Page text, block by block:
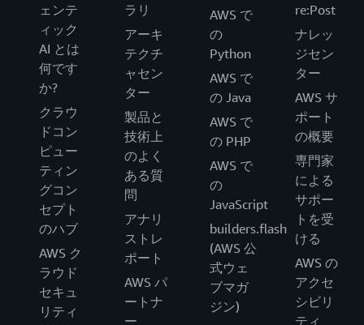
ェンテ
ィック
AI とは
何です
か?
クラウ
ドコン
ピュー
ティン
グコン
セプト
のハブ
AWS ク
ラウド
セキュ
リティ
ラリ
アーキ
テクチ
ャセン
ター
製品と
技術上
のよく
ある質
問
アナリ
ストレ
ポート
AWS パ
ートナ
ー
AWS で
の
Python
AWS で
の Java
AWS で
の PHP
AWS で
の
JavaScript
builders.flash
(AWS 公
式ウェ
ブマガ
ジン)
re:Post
ナレッ
ジセン
ター
AWS サ
ポート
の概要
専門家
による
サポー
トを受
ける
AWS の
アクセ
シビリ
ティ